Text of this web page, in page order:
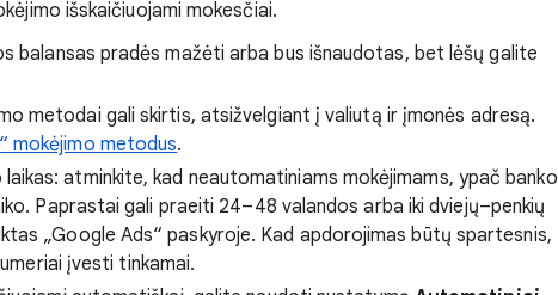
išskaičiuojami mokesčiai.
balansas pradės mažėti arba bus išnaudotas, bet lėšų galite
metodai gali skirtis, atsižvelgiant į valiutą ir įmonės adresą.
mokėjimo metodus.
atminkite, kad neautomatiniams mokėjimams, ypač banko
Paprastai gali praeiti 24–48 valandos arba iki dviejų–penkių
„Google Ads“ paskyroje. Kad apdorojimas būtų spartesnis,
įvesti tinkamai.